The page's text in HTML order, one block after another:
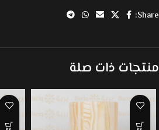
Share:
منتجات ذات صلة